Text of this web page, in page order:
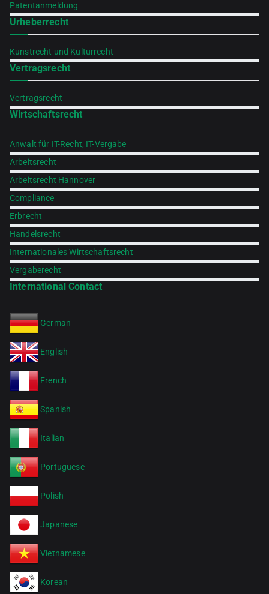
Patentanmeldung
Urheberrecht
Kunstrecht und Kulturrecht
Vertragsrecht
Vertragsrecht
Wirtschaftsrecht
Anwalt für IT-Recht, IT-Vergabe
Arbeitsrecht
Arbeitsrecht Hannover
Compliance
Erbrecht
Handelsrecht
Internationales Wirtschaftsrecht
Vergaberecht
International Contact
German
English
French
Spanish
Italian
Portuguese
Polish
Japanese
Vietnamese
Korean